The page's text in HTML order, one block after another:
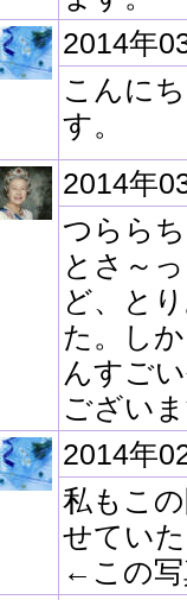
2014年
こんに
す。
2014年
つらら
とさ～
ど、と
た。し
んすご
ござい
2014年
私もこ
せてい
←この写